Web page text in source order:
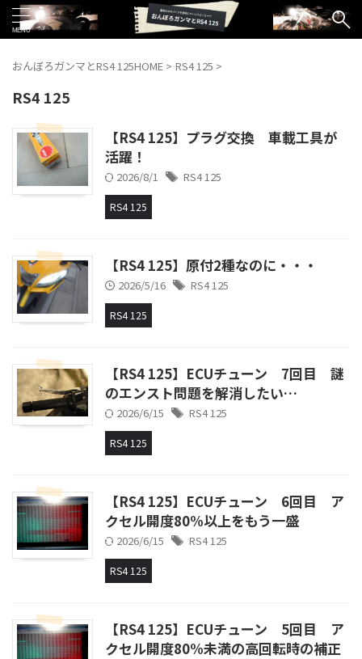
おんぼろガンマとRS4 125HOME > RS4 125 >
RS4 125
【RS4 125】プラグ交換 車載工具が
活躍！
2026/8/1 RS4 125
RS4 125
【RS4 125】原付2種なのに・・・
2026/5/16 RS4 125
RS4 125
【RS4 125】ECUチューン 7回目 謎
のエンスト問題を解消したい…
2026/6/15 RS4 125
RS4 125
【RS4 125】ECUチューン 6回目 ア
クセル開度80%以上をもう一盛
2026/6/15 RS4 125
RS4 125
【RS4 125】ECUチューン 5回目 ア
クセル開度80%未満の高回転時の補正